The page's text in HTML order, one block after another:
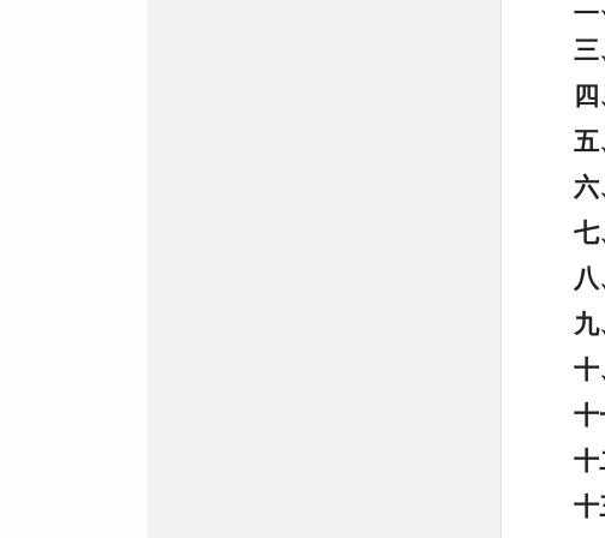
三
五
七
十
十
十
十